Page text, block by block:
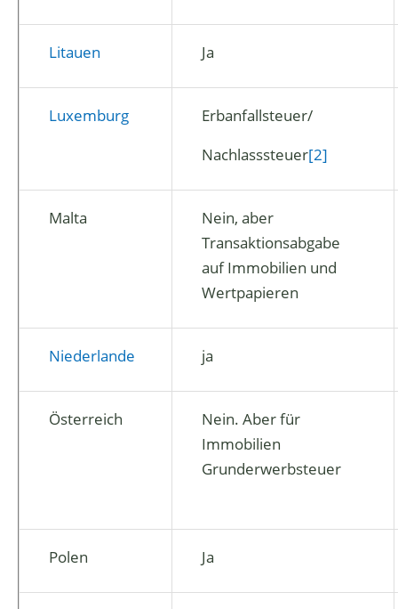
Litauen Ja
Luxemburg
Erbanfallsteuer/
Nachlasssteuer[2]
Malta
Nein, aber
Transaktionsabgabe
auf Immobilien und
Wertpapieren
Niederlande ja
Österreich
Nein. Aber für
Immobilien
Grunderwerbsteuer
Polen Ja